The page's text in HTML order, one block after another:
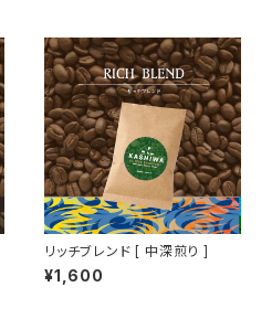
リッチブレンド [ 中深煎り ]
¥1,600